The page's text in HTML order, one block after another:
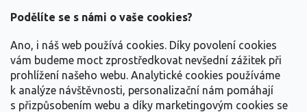
Podělíte se s námi o vaše cookies?
Ano, i náš web používá cookies. Díky povolení cookies
vám budeme moct zprostředkovat nevšední zážitek při
prohlížení našeho webu. Analytické cookies používáme
k analýze návštěvnosti, personalizační nám pomáhají
s přizpůsobením webu a díky marketingovým cookies se
Detail